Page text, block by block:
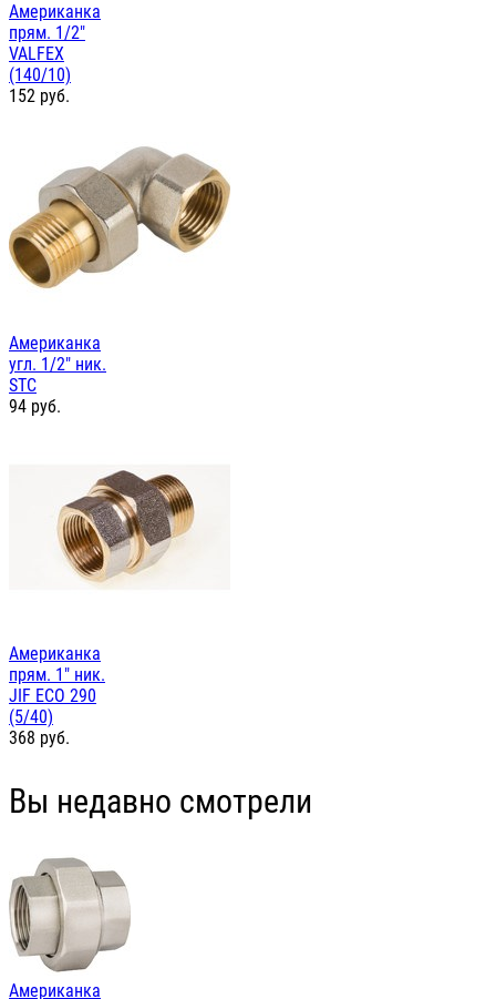
Американка
прям. 1/2"
VALFEX
(140/10)
152 руб.
Американка
угл. 1/2" ник.
STC
94 руб.
Американка
прям. 1" ник.
JIF ЕСО 290
(5/40)
368 руб.
Вы недавно смотрели
Американка